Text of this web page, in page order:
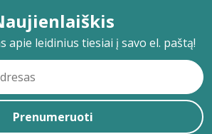
apie leidinius tiesiai į savo el. paštą!
Prenumeruoti